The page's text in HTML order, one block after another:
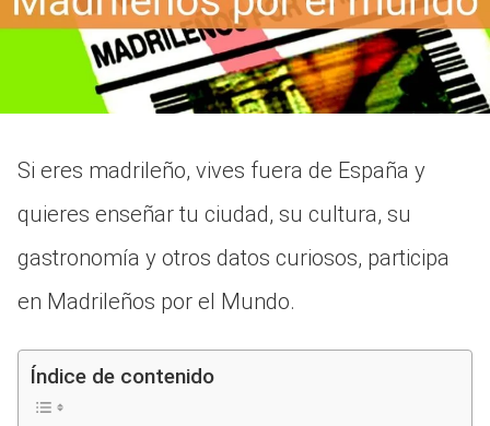
Si eres madrileño, vives fuera de España y
quieres enseñar tu ciudad, su cultura, su
gastronomía y otros datos curiosos, participa
en Madrileños por el Mundo.
Índice de contenido